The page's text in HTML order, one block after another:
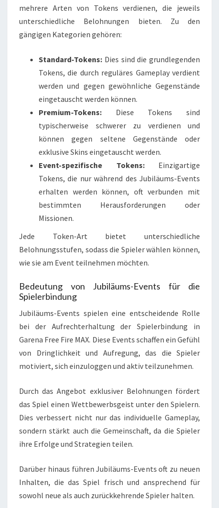
mehrere Arten von Tokens verdienen, die jeweils
unterschiedliche Belohnungen bieten. Zu den
gängigen Kategorien gehören:
Standard-Tokens: Dies sind die grundlegenden
Tokens, die durch reguläres Gameplay verdient
werden und gegen gewöhnliche Gegenstände
eingetauscht werden können.
Premium-Tokens: Diese Tokens sind
typischerweise schwerer zu verdienen und
können gegen seltene Gegenstände oder
exklusive Skins eingetauscht werden.
Event-spezifische Tokens:Einzigartige
Tokens, die nur während des Jubiläums-Events
erhalten werden können, oft verbunden mit
bestimmten Herausforderungen oder
Missionen.
Jede Token-Art bietet unterschiedliche
Belohnungsstufen, sodass die Spieler wählen können,
wie sie am Event teilnehmen möchten.
Bedeutung von Jubiläums-Events für die
Spielerbindung
Jubiläums-Events spielen eine entscheidende Rolle
bei der Aufrechterhaltung der Spielerbindung in
Garena Free Fire MAX. Diese Events schaffen ein Gefühl
von Dringlichkeit und Aufregung, das die Spieler
motiviert, sich einzuloggen und aktiv teilzunehmen.
Durch das Angebot exklusiver Belohnungen fördert
das Spiel einen Wettbewerbsgeist unter den Spielern.
Dies verbessert nicht nur das individuelle Gameplay,
sondern stärkt auch die Gemeinschaft, da die Spieler
ihre Erfolge und Strategien teilen.
Darüber hinaus führen Jubiläums-Events oft zu neuen
Inhalten, die das Spiel frisch und ansprechend für
sowohl neue als auch zurückkehrende Spieler halten.